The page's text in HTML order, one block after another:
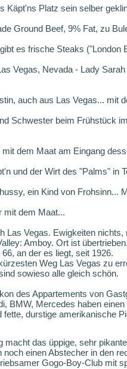
Käpt'ns Platz sein selber
Ground Beef, 9% Fat, zu
es frische Steaks ("London
Vegas, Nevada - Lady
auch aus Las Vegas... mit
Schwester beim Frühstück
mit dem Maat am Eingang
und der Wirt des "Palms" in
ein Kind von Frohsinn...
mit dem Maat...
Las Vegas. Ewigkeiten
Amboy. Ort ist
an der es liegt, seit 1926.
Weg Las Vegas zu
sowieso alle gleich schön.
des Appartements von
BMW, Mercedes haben
fette, durstige amerikanische
macht das üppige, sehr
noch einen Abstecher in den
Gogo-Boy-Club mit